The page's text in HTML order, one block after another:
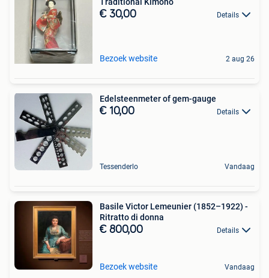
€ 30,00 Details
Bezoek website 2 aug 26
Edelsteenmeter of gem-gauge
€ 10,00 Details
Tessenderlo Vandaag
Basile Victor Lemeunier (1852–1922) -
Ritratto di donna
€ 800,00 Details
Bezoek website Vandaag